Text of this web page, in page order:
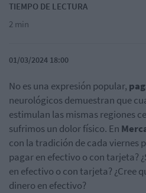
TIEMPO DE LECTURA
2 min
01/03/2024 18:00
No es una expresión popular,
neurológicos demuestran que
estimulan las mismas regiones
sufrimos un dolor físico. En
con la tradición de cada viernes
pagar en efectivo o con tarjeta?
en efectivo o con tarjeta? ¿Cree
dinero en efectivo?